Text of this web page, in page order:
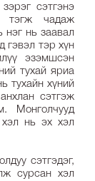
сэтгэнэ
тэгж чадаж
нэг нь заавал
гэвэл тэр хүн
эзэмшсэн
тухай яриа
тухайн хүний
сэтгэж
Монголчууд
нь эх хэл
сэтгэдэг,
сурсан хэл